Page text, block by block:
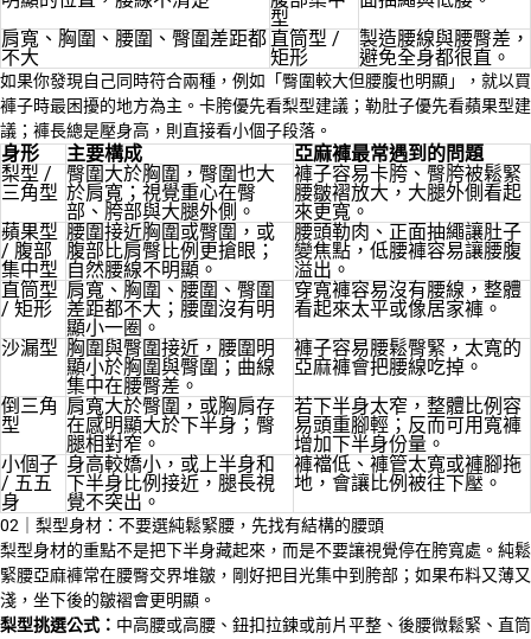
型
肩寬、胸圍、腰圍、臀圍差距都
不大
直筒型 /
矩形
製造腰線與腰臀差，
避免全身都很直。
如果你發現自己同時符合兩種，例如「臀圍較大但腰腹也明顯」，就以買
褲子時最困擾的地方為主。卡胯優先看梨型建議；勒肚子優先看蘋果型建
議；褲長總是壓身高，則直接看小個子段落。
身形 主要構成
亞麻褲最常遇到的問題
梨型 /
三角型
臀圍大於胸圍，臀圍也大
於肩寬；視覺重心在臀
部、胯部與大腿外側。
褲子容易卡胯、臀胯被鬆緊
腰皺褶放大，大腿外側看起
來更寬。
蘋果型
/ 腹部
集中型
腰圍接近胸圍或臀圍，或
腹部比肩臀比例更搶眼；
自然腰線不明顯。
腰頭勒肉、正面抽繩讓肚子
變焦點，低腰褲容易讓腰腹
溢出。
直筒型
/ 矩形
肩寬、胸圍、腰圍、臀圍
差距都不大；腰圍沒有明
顯小一圈。
穿寬褲容易沒有腰線，整體
看起來太平或像居家褲。
沙漏型 胸圍與臀圍接近，腰圍明
顯小於胸圍與臀圍；曲線
集中在腰臀差。
褲子容易腰鬆臀緊，太寬的
亞麻褲會把腰線吃掉。
倒三角
型
肩寬大於臀圍，或胸肩存
在感明顯大於下半身；臀
腿相對窄。
若下半身太窄，整體比例容
易頭重腳輕；反而可用寬褲
增加下半身份量。
小個子
/ 五五
身
身高較嬌小，或上半身和
下半身比例接近，腿長視
覺不突出。
褲襠低、褲管太寬或褲腳拖
地，會讓比例被往下壓。
02｜梨型身材：不要選純鬆緊腰，先找有結構的腰頭
梨型身材的重點不是把下半身藏起來，而是不要讓視覺停在胯寬處。純鬆
緊腰亞麻褲常在腰臀交界堆皺，剛好把目光集中到胯部；如果布料又薄又
淺，坐下後的皺褶會更明顯。
梨型挑選公式： 中高腰或高腰、鈕扣拉鍊或前片平整、後腰微鬆緊、直筒